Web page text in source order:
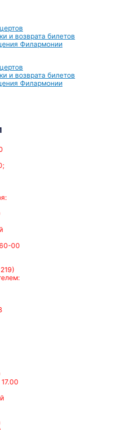
и возврата билетов
Филармонии
и возврата билетов
Филармонии
00